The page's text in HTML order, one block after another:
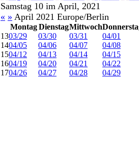
Samstag 10 im April, 2021
« » April 2021 Europe/Berlin
Montag DienstagMittwoch
1303/29 03/30 03/31
04/01
1404/05 04/06 04/07
04/08
1504/12 04/13 04/14
04/15
1604/19 04/20 04/21
04/22
1704/26 04/27 04/28 04/29